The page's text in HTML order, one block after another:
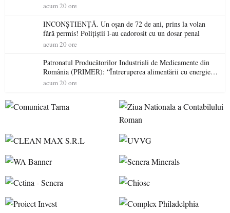
acum 20 ore
INCONȘTIENȚĂ. Un oșan de 72 de ani, prins la volan
fără permis! Polițiștii l-au cadorosit cu un dosar penal
acum 20 ore
Patronatul Producătorilor Industriali de Medicamente din
România (PRIMER): “Întreruperea alimentării cu energie
electrică a fabricilor de medicamente va pune în pericol
acum 20 ore